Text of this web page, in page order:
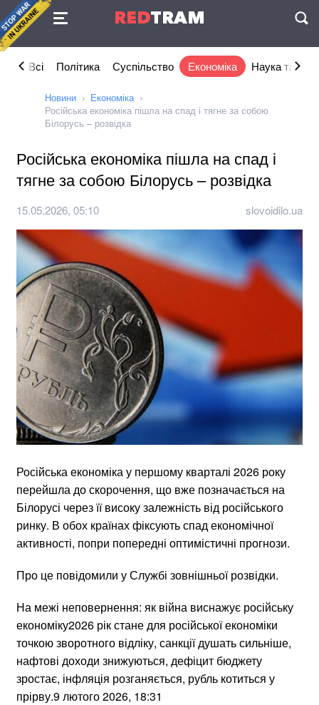
REDTRAM
Угода
Всі Політика Суспільство Економіка Наука та IT
Новини
Економіка
Російська економіка пішла на спад і тягне за собою
Білорусь – розвідка
Російська економіка пішла на спад і
тягне за собою Білорусь – розвідка
15.05.2026, 05:10 slovoidilo.ua
Російська економіка у першому кварталі 2026 року
перейшла до скорочення, що вже позначається на
Білорусі через її високу залежність від російського
ринку. В обох країнах фіксують спад економічної
активності, попри попередні оптимістичні прогнози.
Про це повідомили у Службі зовнішньої розвідки.
На межі неповернення: як війна виснажує російську
економіку2026 рік стане для російської економіки
точкою зворотного відліку, санкції душать сильніше,
нафтові доходи знижуються, дефіцит бюджету
зростає, інфляція розганяється, рубль котиться у
прірву.9 лютого 2026, 18:31